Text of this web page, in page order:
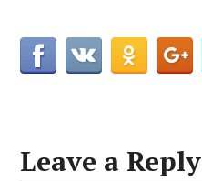
Leave a Reply